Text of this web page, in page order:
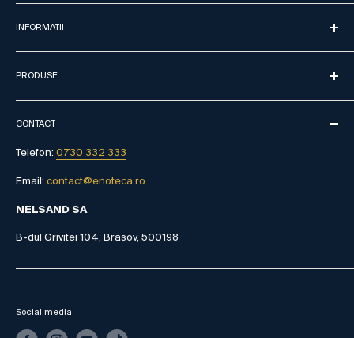
Acasa
Crame
Despre noi
Livrare
Politica de retur
Formular de retur
INFORMATII
Contact
Distribuție
Parteneriate
Termeni și condiții
Politica de confidențialitate
PRODUSE
Vinuri spumante
Vinuri albe
Vinuri rose
CONTACT
Telefon: 0730 332 333
Email: contact@enoteca.ro
NELSAND SA
B-dul Grivitei 104, Brasov, 500198
Social media